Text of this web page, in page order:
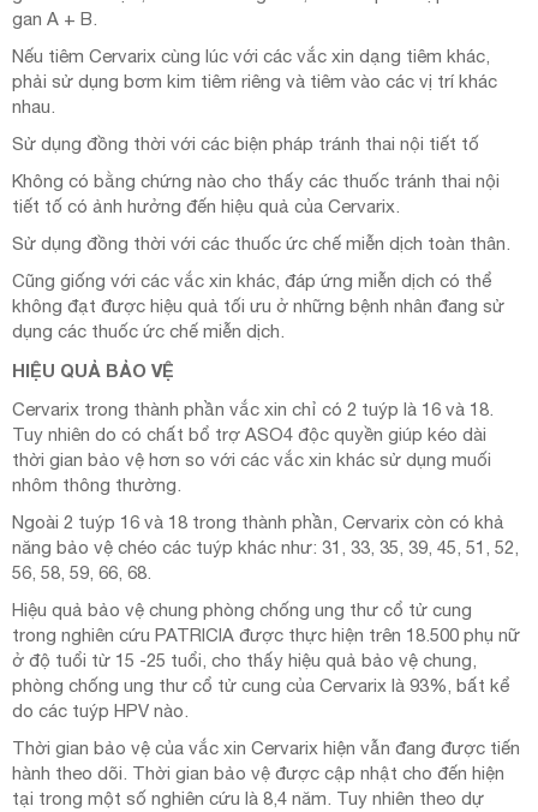
gan A + B.
Nếu tiêm Cervarix cùng lúc với các vắc xin dạng tiêm khác,
phải sử dụng bơm kim tiêm riêng và tiêm vào các vị trí khác
nhau.
Sử dụng đồng thời với các biện pháp tránh thai nội tiết tố
Không có bằng chứng nào cho thấy các thuốc tránh thai nội
tiết tố có ảnh hưởng đến hiệu quả của Cervarix.
Sử dụng đồng thời với các thuốc ức chế miễn dịch toàn thân.
Cũng giống với các vắc xin khác, đáp ứng miễn dịch có thể
không đạt được hiệu quả tối ưu ở những bệnh nhân đang sử
dụng các thuốc ức chế miễn dịch.
HIỆU QUẢ BẢO VỆ
Cervarix trong thành phần vắc xin chỉ có 2 tuýp là 16 và 18.
Tuy nhiên do có chất bổ trợ ASO4 độc quyền giúp kéo dài
thời gian bảo vệ hơn so với các vắc xin khác sử dụng muối
nhôm thông thường.
Ngoài 2 tuýp 16 và 18 trong thành phần, Cervarix còn có khả
năng bảo vệ chéo các tuýp khác như: 31, 33, 35, 39, 45, 51, 52,
56, 58, 59, 66, 68.
Hiệu quả bảo vệ chung phòng chống ung thư cổ tử cung
trong nghiên cứu PATRICIA được thực hiện trên 18.500 phụ nữ
ở độ tuổi từ 15 -25 tuổi, cho thấy hiệu quả bảo vệ chung,
phòng chống ung thư cổ tử cung của Cervarix là 93%, bất kể
do các tuýp HPV nào.
Thời gian bảo vệ của vắc xin Cervarix hiện vẫn đang được tiến
hành theo dõi. Thời gian bảo vệ được cập nhật cho đến hiện
tại trong một số nghiên cứu là 8,4 năm. Tuy nhiên theo dự